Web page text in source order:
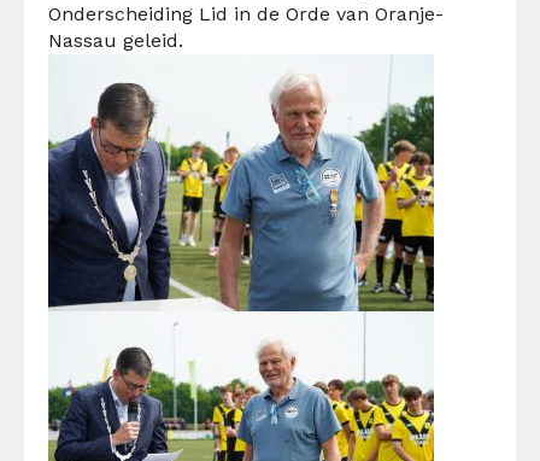
Onderscheiding Lid in de Orde van Oranje-
Nassau geleid.